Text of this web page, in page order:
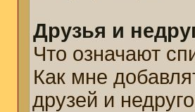
Друзья и
Что означают
Как мне
друзей и